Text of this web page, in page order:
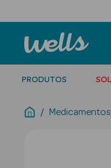
PRODUTOS
Medicamentos